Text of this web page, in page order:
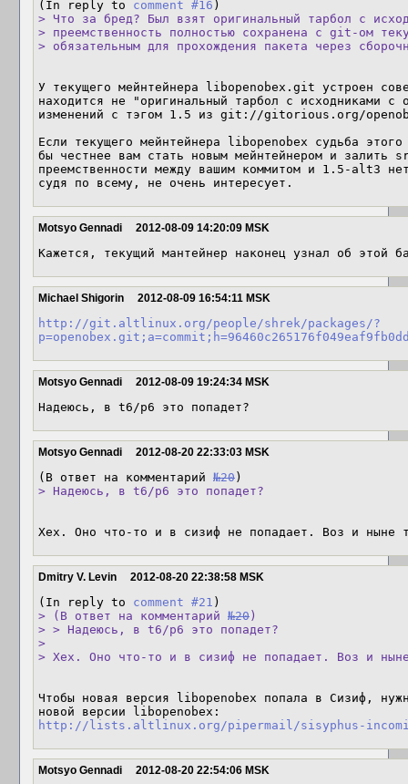
(In reply to comment #16
> Что за бред? Был взят оригинальный тарбол с
> преемственность полностью сохранена с git-ом
> обязательным для прохождения пакета через
У текущего мейнтейнера libopenobex.git устроен
находится не "оригинальный тарбол с исходниками с
изменений с тэгом 1.5 из git://gitorious.org/
Если текущего мейнтейнера libopenobex судьба
бы честнее вам стать новым мейнтейнером и залить
преемственности между вашим коммитом и 1.5-alt3
судя по всему, не очень интересует.
Motsyo Gennadi 2012-08-09 14:20:09 MSK
Кажется, текущий мантейнер наконец узнал об этой
Michael Shigorin 2012-08-09 16:54:11 MSK
http://git.altlinux.org/people/shrek/packages/?
Motsyo Gennadi 2012-08-09 19:24:34 MSK
Надеюсь, в t6/p6 это попадет?
Motsyo Gennadi 2012-08-20 22:33:03 MSK
(В ответ на комментарий №20
> Надеюсь, в t6/p6 это попадет?
Хех. Оно что-то и в сизиф не попадает. Воз и ныне
Dmitry V. Levin 2012-08-20 22:38:58 MSK
(In reply to comment #21
> (В ответ на комментарий №20 )
> > Надеюсь, в t6/p6 это попадет?
>
> Хех. Оно что-то и в сизиф не попадает. Воз и
Чтобы новая версия libopenobex попала в Сизиф,
http://lists.altlinux.org/pipermail/sisyphus-
Motsyo Gennadi 2012-08-20 22:54:06 MSK